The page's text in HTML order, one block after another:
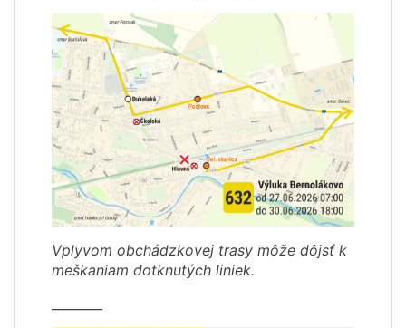
Vplyvom obchádzkovej trasy môže dôjsť k
meškaniam dotknutých liniek.